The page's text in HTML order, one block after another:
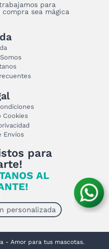
para
sea mágica
Cookies
Envíos
para
AL
personalizada
- Amor para tus mascotas.